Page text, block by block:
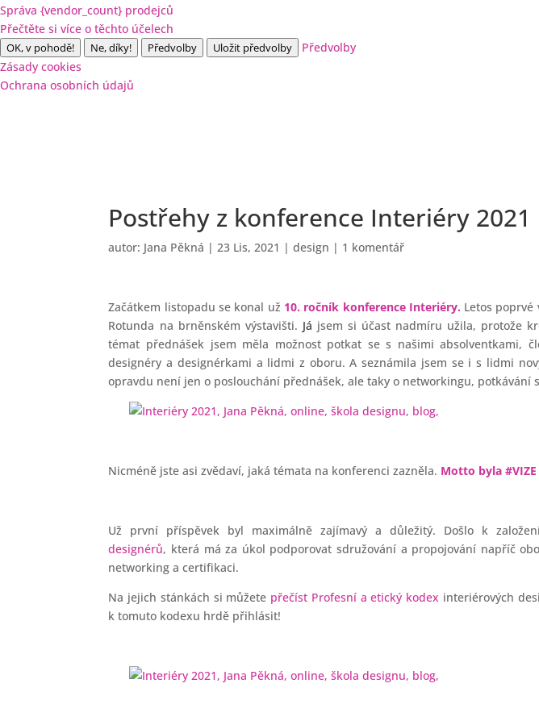
Správa {vendor_count} prodejců
Přečtěte si více o těchto účelech
OK, v pohodě! Ne, díky! Předvolby Uložit předvolby
Předvolby
Zásady cookies
Ochrana osobních údajů
Postřehy z konference Interiéry 2021
autor: Jana Pěkná |23 Lis, 2021 |design | 1 komentář
Začátkem listopadu se konal už 10. ročník konference Interiéry. Letos
Rotunda na brněnském výstavišti. Já jsem si účast nadmíru užila, protože
témat přednášek jsem měla možnost potkat se s našimi absolventkami,
designéry a designérkami a lidmi z oboru. A seznámila jsem se i s lidmi
opravdu není jen o poslouchání přednášek, ale taky o networkingu, potkávání
Nicméně jste asi zvědaví, jaká témata na konferenci zazněla. Motto byla #VIZE
Už první příspěvek byl maximálně zajímavý a důležitý. Došlo k
designérů, která má za úkol podporovat sdružování a propojování napříč
networking a certifikaci.
Na jejich stánkách si můžete přečíst Profesní a etický kodex interiérových
k tomuto kodexu hrdě přihlásit!